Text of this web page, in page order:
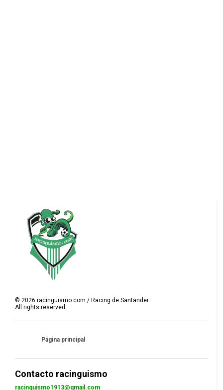
© 2026 racinguismo.com / Racing de Santander
All rights reserved.
Página principal
Contacto racinguismo
racinguismo1913@gmail.com